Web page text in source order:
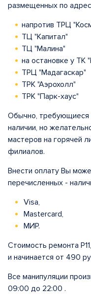
размещенных по
напротив ТРЦ
ТЦ "Капитал"
ТЦ "Малина"
на остановке у ТК
ТРЦ "Мадагаскар"
ТРК "Аэрохолл"
ТРК "Парк-хаус"
Обычно,
наличии, но
мастеров на горячей
филиалов.
Внести оплату Вы
перечисленных -
Visa,
Mastercard,
МИР.
Стоимость ремонта
и начинается от 490
Все манипуляции
09:00 до 22:00 .